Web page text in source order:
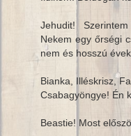
Jehudit!
Nekem egy őrségi
nem és hosszú
Bianka, Illéskrisz,
Csabagyöngye! Én
Beastie! Most